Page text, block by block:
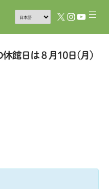
X Instagram
YouTube